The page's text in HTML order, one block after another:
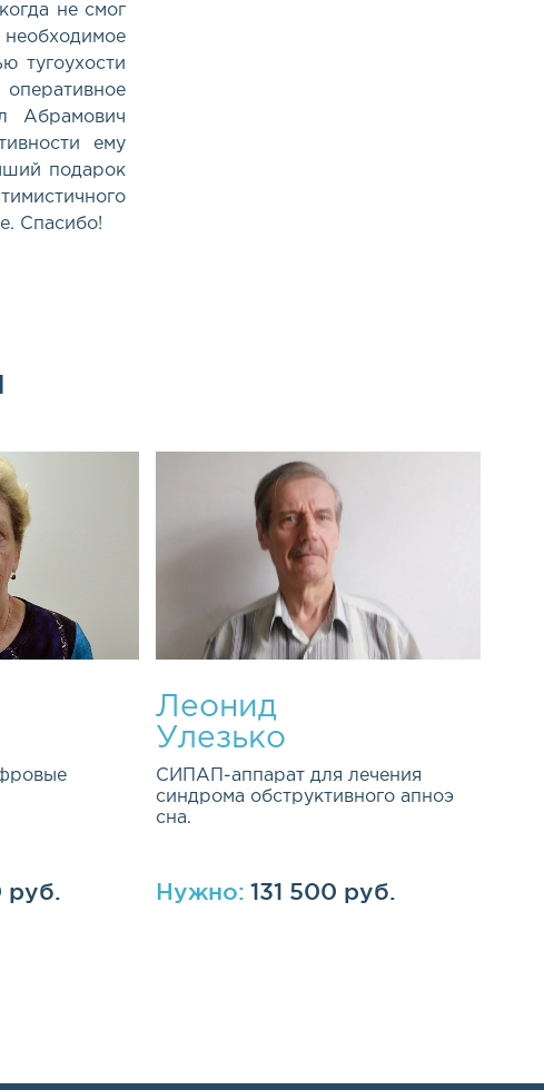
не смог
тугоухости
Абрамович
ему
подарок
Спасибо!
руб.
Леонид
Улезько
СИПАП-аппарат для лечения
синдрома обструктивного апноэ
сна.
Нужно: 131 500 руб.